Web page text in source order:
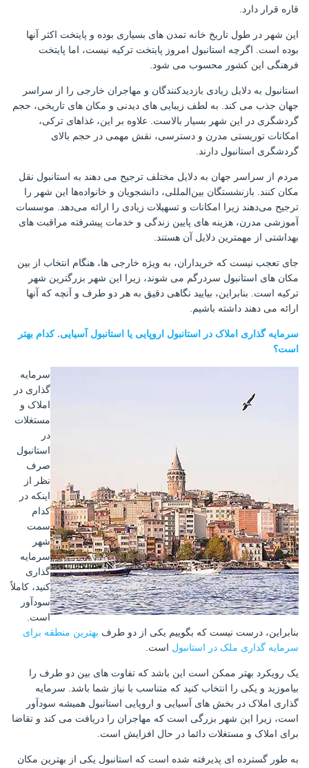
قاره قرار دارد.
این شهر در طول تاریخ خانه تمدن های بسیاری بوده و پایتخت اکثر آنها
بوده است. اگرچه استانبول امروز پایتخت ترکیه نیست، اما پایتخت
فرهنگی این کشور محسوب می شود.
استانبول به دلایل زیادی بازدیدکنندگان و مهاجران خارجی را از سراسر
جهان جذب می کند. به لطف زیبایی های دیدنی و مکان های تاریخی، حجم
گردشگری در این شهر بسیار بالاست. علاوه بر این، غذاهای ترکی،
امکانات توریستی مدرن و دسترسی، نقش مهمی در حجم بالای
گردشگری استانبول دارند.
مردم از سراسر جهان به دلایل مختلف ترجیح می دهند به استانبول نقل
مکان کنند. بازنشستگان بین‌المللی، دانشجویان و خانواده‌ها این شهر را
ترجیح می‌دهند زیرا امکانات و تسهیلات زیادی را ارائه می‌دهد. موسسات
آموزشی مدرن، هزینه های پایین زندگی و خدمات پیشرفته مراقبت های
بهداشتی از مهمترین دلایل آن هستند.
جای تعجب نیست که خریداران، به ویژه خارجی ها، هنگام انتخاب از بین
مکان های استانبول سردرگم می شوند، زیرا این شهر بزرگترین شهر
ترکیه است. بنابراین، بیایید نگاهی دقیق به هر دو طرف و آنچه که آنها
ارائه می دهند داشته باشیم.
سرمایه گذاری املاک در استانبول اروپایی یا استانبول آسیایی. کدام بهتر
است؟
سرمایه
گذاری در
املاک و
مستغلات
در
استانبول
صرف
نظر از
اینکه در
کدام
سمت
شهر
سرمایه
گذاری
کنید، کاملاً
سودآور
است.
بنابراین، درست نیست که بگوییم یکی از دو طرف بهترین منطقه برای
سرمایه گذاری ملک در استانبول است.
یک رویکرد بهتر ممکن است این باشد که تفاوت های بین دو طرف را
بیاموزید و یکی را انتخاب کنید که متناسب با نیاز شما باشد. سرمایه
گذاری املاک در بخش های آسیایی و اروپایی استانبول همیشه سودآور
است، زیرا این شهر بزرگی است که مهاجران را دریافت می کند و تقاضا
برای املاک و مستغلات دائما در حال افزایش است.
به طور گسترده ای پذیرفته شده است که استانبول یکی از بهترین مکان